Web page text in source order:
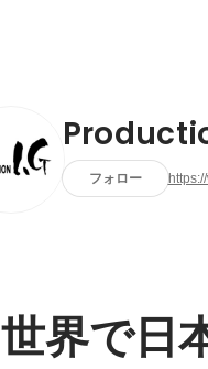
フォロー
世界で日